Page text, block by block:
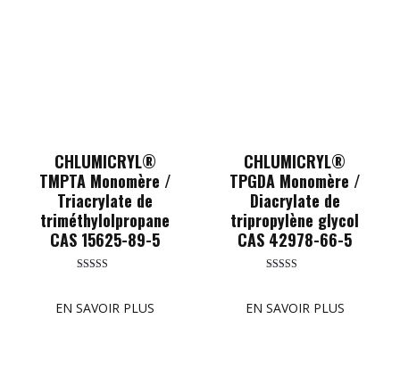
CHLUMICRYL®
TMPTA Monomère /
Triacrylate de
triméthylolpropane
CAS 15625-89-5
out of 5
EN SAVOIR PLUS
CHLUMICRYL®
TPGDA Monomère /
Diacrylate de
tripropylène glycol
CAS 42978-66-5
out of 5
EN SAVOIR PLUS